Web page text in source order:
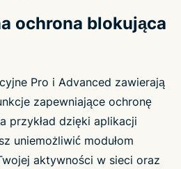
ochrona blokująca
Pro i Advanced zawierają
zapewniające ochronę
przykład dzięki aplikacji
uniemożliwić modułom
aktywności w sieci oraz